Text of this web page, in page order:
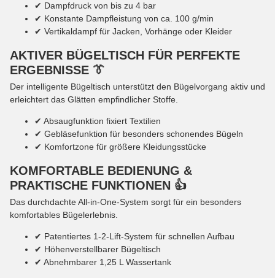
✔ Dampfdruck von bis zu 4 bar
✔ Konstante Dampfleistung von ca. 100 g/min
✔ Vertikaldampf für Jacken, Vorhänge oder Kleider
AKTIVER BÜGELTISCH FÜR PERFEKTE
ERGEBNISSE 👔
Der intelligente Bügeltisch unterstützt den Bügelvorgang aktiv und
erleichtert das Glätten empfindlicher Stoffe.
✔ Absaugfunktion fixiert Textilien
✔ Gebläsefunktion für besonders schonendes Bügeln
✔ Komfortzone für größere Kleidungsstücke
KOMFORTABLE BEDIENUNG &
PRAKTISCHE FUNKTIONEN 👍
Das durchdachte All-in-One-System sorgt für ein besonders
komfortables Bügelerlebnis.
✔ Patentiertes 1-2-Lift-System für schnellen Aufbau
✔ Höhenverstellbarer Bügeltisch
✔ Abnehmbarer 1,25 L Wassertank